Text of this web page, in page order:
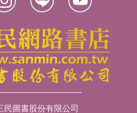
圖書股份有限公司